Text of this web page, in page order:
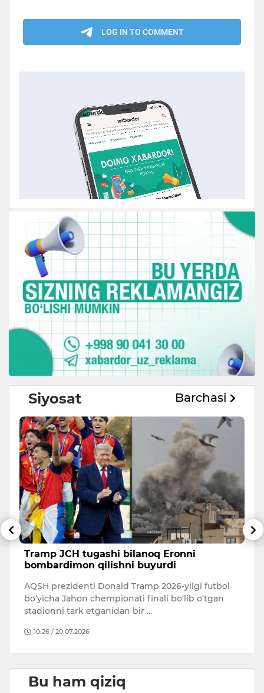
Siyosat Barchasi
Tramp JCH tugashi bilanoq Eronni
bombardimon qilishni buyurdi
AQSH prezidenti Donald Tramp 2026-yilgi futbol
bo‘yicha Jahon chempionati finali bo‘lib o‘tgan
stadionni tark etganidan bir …
10:26 / 20.07.2026
Bu ham qiziq